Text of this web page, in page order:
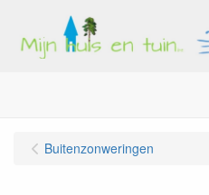
Buitenzonweringen